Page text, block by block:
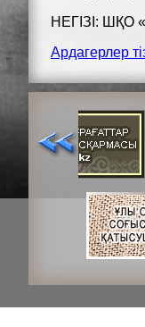
НЕГІЗІ: ШҚО
Ардагерлер